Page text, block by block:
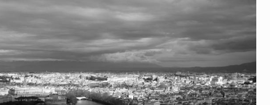
STORIA E FILOSOFIA
umanistiche, Religione
INNOVAZIONE
Scienze informatiche,
Architettura, Ingegneria
TEAM
FILODIRITTO REDAZIONE COMITATO SCIENTIFICO AUTORI CURATORI FOTOGRAFI